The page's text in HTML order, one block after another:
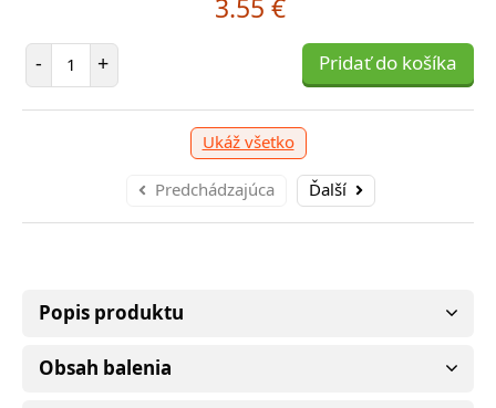
3.55 €
- Počet položiek
+ Pridať do košíka
Ukáž všetko
Predchádzajúca Ďalší
Popis produktu
Obsah balenia